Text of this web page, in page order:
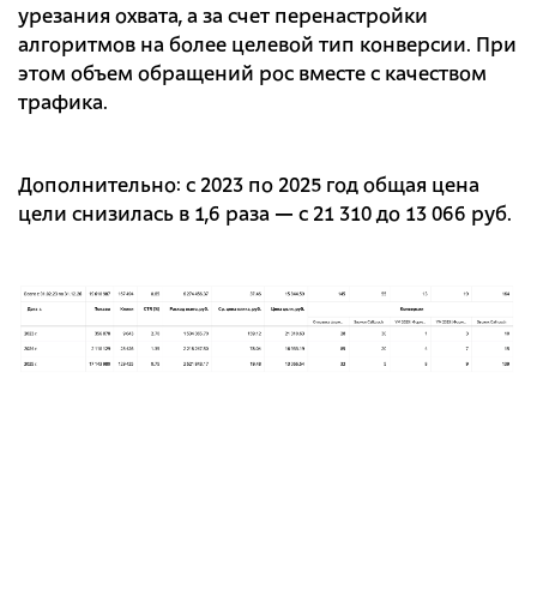
урезания охвата, а за счет перенастройки
алгоритмов на более целевой тип конверсии. При
этом объем обращений рос вместе с качеством
трафика.
Дополнительно: с 2023 по 2025 год общая цена
цели снизилась в 1,6 раза — с 21 310 до 13 066 руб.